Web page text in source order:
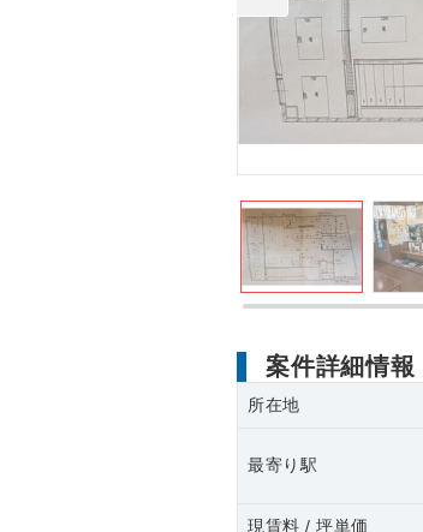
案件詳細情報
所在地
最寄り駅
現賃料 / 坪単価